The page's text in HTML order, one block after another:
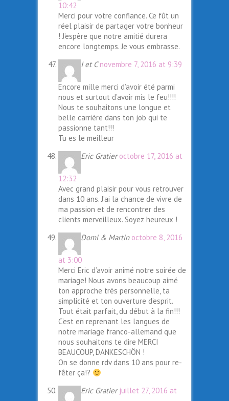
10:42
Merci pour votre confiance. Ce fût un
réel plaisir de partager votre bonheur
! J’espère que notre amitié durera
encore longtemps. Je vous embrasse.
I et Cnovembre 7, 2016 at 9:39
Encore mille merci d’avoir été parmi
nous et surtout d’avoir mis le feu!!!!
Nous te souhaitons une longue et
belle carrière dans ton job qui te
passionne tant!!!
Tu es le meilleur
Eric Gratieroctobre 17, 2016 at
12:32
Avec grand plaisir pour vous retrouver
dans 10 ans. J’ai la chance de vivre de
ma passion et de rencontrer des
clients merveilleux. Soyez heureux !
Domi & Martin octobre 8, 2016
at 3:00
Merci Eric d’avoir animé notre soirée de
mariage! Nous avons beaucoup aimé
ton approche très personnelle, ta
simplicité et ton ouverture d’esprit.
Tout était parfait, du début à la fin!!!
C’est en reprenant les langues de
notre mariage franco-allemand que
nous souhaitons te dire MERCI
BEAUCOUP, DANKESCHÖN !
On se donne rdv dans 10 ans pour re-
fêter ça!?
Eric Gratier juillet 27, 2016 at